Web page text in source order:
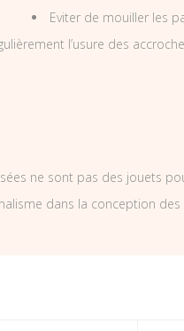
Eviter de mouiller les
l’usure des
ne sont pas des jouets
dans la conception